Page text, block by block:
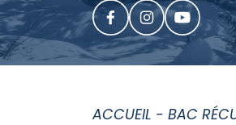
ACCUEIL - BAC